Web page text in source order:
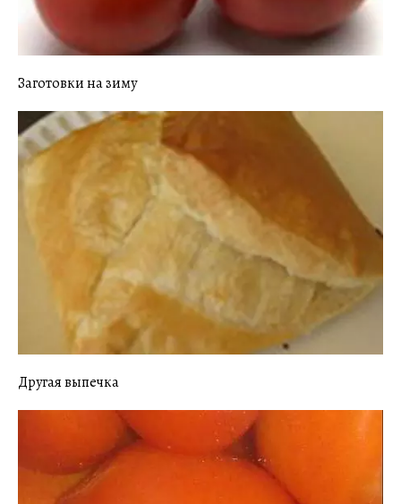
Заготовки на зиму
Другая выпечка